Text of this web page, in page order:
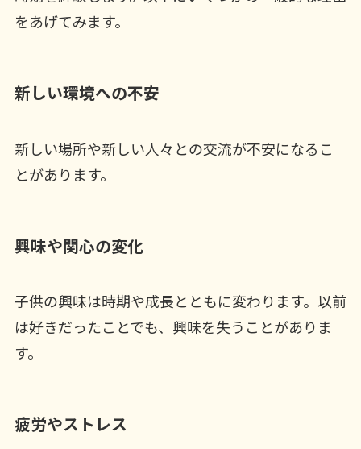
をあげてみます。
新しい環境への不安
新しい場所や新しい人々との交流が不安になるこ
とがあります。
興味や関心の変化
子供の興味は時期や成長とともに変わります。以前
は好きだったことでも、興味を失うことがありま
す。
疲労やストレス